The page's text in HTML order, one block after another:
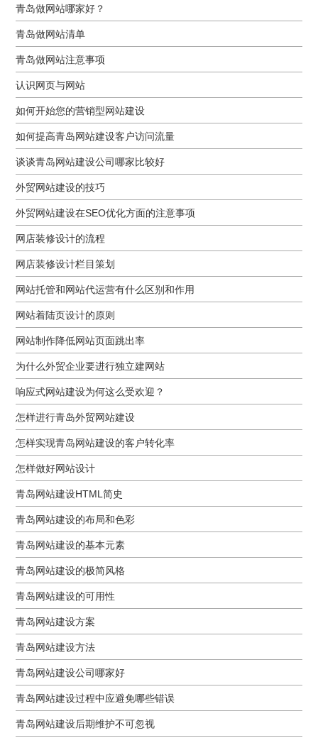
青岛做网站哪家好？
青岛做网站清单
青岛做网站注意事项
认识网页与网站
如何开始您的营销型网站建设
如何提高青岛网站建设客户访问流量
谈谈青岛网站建设公司哪家比较好
外贸网站建设的技巧
外贸网站建设在SEO优化方面的注意事项
网店装修设计的流程
网店装修设计栏目策划
网站托管和网站代运营有什么区别和作用
网站着陆页设计的原则
网站制作降低网站页面跳出率
为什么外贸企业要进行独立建网站
响应式网站建设为何这么受欢迎？
怎样进行青岛外贸网站建设
怎样实现青岛网站建设的客户转化率
怎样做好网站设计
青岛网站建设HTML简史
青岛网站建设的布局和色彩
青岛网站建设的基本元素
青岛网站建设的极简风格
青岛网站建设的可用性
青岛网站建设方案
青岛网站建设方法
青岛网站建设公司哪家好
青岛网站建设过程中应避免哪些错误
青岛网站建设后期维护不可忽视